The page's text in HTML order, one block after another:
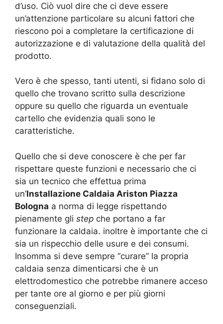
d’uso. Ciò vuol dire che ci deve essere
un’attenzione particolare su alcuni fattori che
riescono poi a completare la certificazione di
autorizzazione e di valutazione della qualità del
prodotto.
Vero è che spesso, tanti utenti, si fidano solo di
quello che trovano scritto sulla descrizione
oppure su quello che riguarda un eventuale
cartello che evidenzia quali sono le
caratteristiche.
Quello che si deve conoscere è che per far
rispettare queste funzioni e necessario che ci
sia un tecnico che effettua prima
un’Installazione Caldaia Ariston Piazza
Bologna a norma di legge rispettando
pienamente gli step che portano a far
funzionare la caldaia. inoltre è importante che ci
sia un rispecchio delle usure e dei consumi.
Insomma si deve sempre “curare” la propria
caldaia senza dimenticarsi che è un
elettrodomestico che potrebbe rimanere acceso
per tante ore al giorno e per più giorni
conseguenziali.